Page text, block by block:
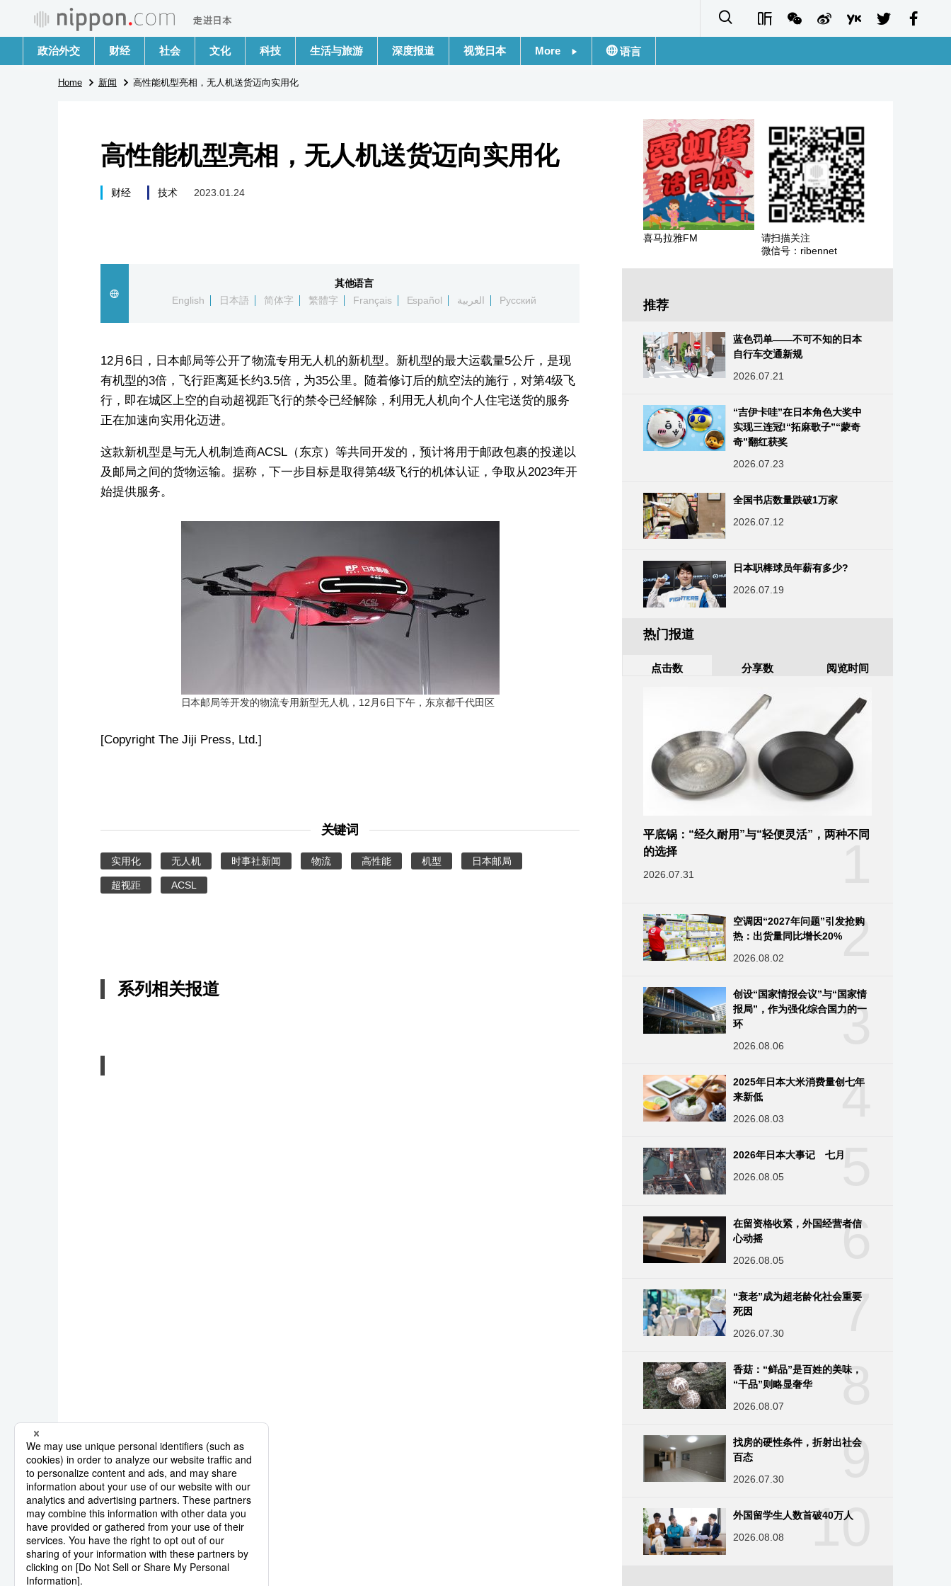
政治外交 财经 社会 文化 科技 生活与旅游 深度报道 视觉日本 More
日本信息库
编辑部通知
语言
Français
Español
Русский
Home 新闻 高性能机型亮相，无人机送货迈向实用化
高性能机型亮相，无人机送货迈向实用化
财经 技术 2023.01.24
其他语言
English
日本語 简体字 繁體字 Français Español العربية Русский
12月6日，日本邮局等公开了物流专用无人机的新机型。新机型的最大运载量5公斤，是现
有机型的3倍，飞行距离延长约3.5倍，为35公里。随着修订后的航空法的施行，对第4级飞
行，即在城区上空的自动超视距飞行的禁令已经解除，利用无人机向个人住宅送货的服务
正在加速向实用化迈进。
这款新机型是与无人机制造商ACSL（东京）等共同开发的，预计将用于邮政包裹的投递以
及邮局之间的货物运输。据称，下一步目标是取得第4级飞行的机体认证，争取从2023年开
始提供服务。
日本邮局等开发的物流专用新型无人机，12月6日下午，东京都千代田区
[Copyright The Jiji Press, Ltd.]
关键词
实用化 无人机 时事社新闻 物流 高性能 机型 日本邮局
超视距 ACSL
系列相关报道
喜马拉雅FM
请扫描关注
微信号：ribennet
推荐
蓝色罚单——不可不知的日本
自行车交通新规
2026.07.21
“吉伊卡哇”在日本角色大奖中
实现三连冠!“拓麻歌子”“蒙奇
奇”翻红获奖
2026.07.23
全国书店数量跌破1万家
2026.07.12
日本职棒球员年薪有多少?
2026.07.19
热门报道
点击数 分享数 阅览时间
平底锅：“经久耐用”与“轻便灵活”，两种不同
的选择
2026.07.31
2
空调因“2027年问题”引发抢购
热：出货量同比增长20%
2026.08.02
3
创设“国家情报会议”与“国家情
报局”，作为强化综合国力的一
环
2026.08.06
4
2025年日本大米消费量创七年
来新低
2026.08.03
5
2026年日本大事记 七月
2026.08.05
6
在留资格收紧，外国经营者信
心动摇
2026.08.05
7
“衰老”成为超老龄化社会重要
死因
2026.07.30
8
香菇：“鲜品”是百姓的美味，
“干品”则略显奢华
2026.08.07
9
找房的硬性条件，折射出社会
百态
2026.07.30
10
外国留学生人数首破40万人
2026.08.08